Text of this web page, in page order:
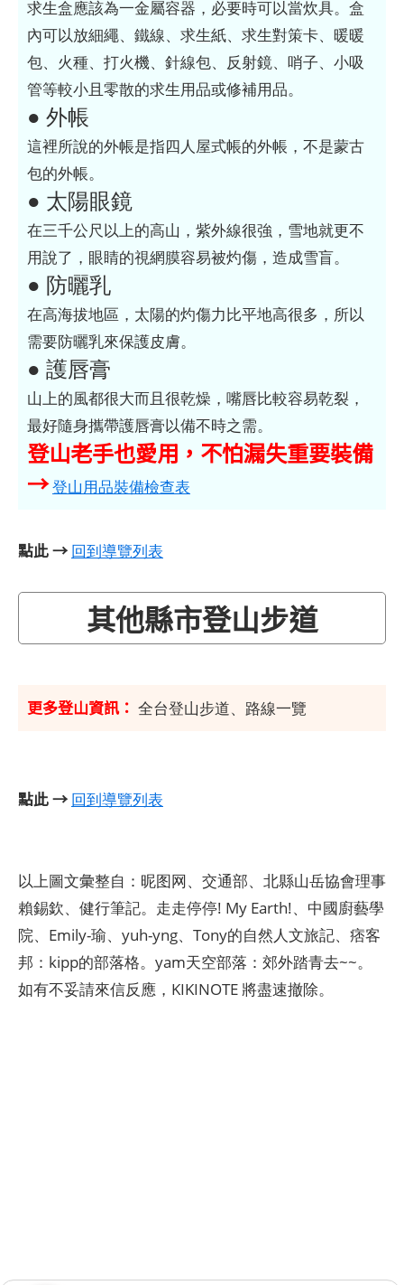
求生盒應該為一金屬容器，必要時可以當炊具。盒
內可以放細繩、鐵線、求生紙、求生對策卡、暖暖
包、火種、打火機、針線包、反射鏡、哨子、小吸
管等較小且零散的求生用品或修補用品。
● 外帳
這裡所說的外帳是指四人屋式帳的外帳，不是蒙古
包的外帳。
● 太陽眼鏡
在三千公尺以上的高山，紫外線很強，雪地就更不
用說了，眼睛的視網膜容易被灼傷，造成雪盲。
● 防曬乳
在高海拔地區，太陽的灼傷力比平地高很多，所以
需要防曬乳來保護皮膚。
● 護唇膏
山上的風都很大而且很乾燥，嘴唇比較容易乾裂，
最好隨身攜帶護唇膏以備不時之需。
登山老手也愛用，不怕漏失重要裝備
→登山用品裝備檢查表
點此 → 回到導覽列表
其他縣市登山步道
更多登山資訊： 全台登山步道、路線一覽
點此 → 回到導覽列表
以上圖文彙整自：昵图网、交通部、北縣山岳協會理事
賴錫欽、健行筆記。走走停停! My Earth!、中國廚藝學
院、Emily-瑜、yuh-yng、Tony的自然人文旅記、痞客
邦：kipp的部落格。yam天空部落：郊外踏青去~~。
如有不妥請來信反應，KIKINOTE 將盡速撤除。